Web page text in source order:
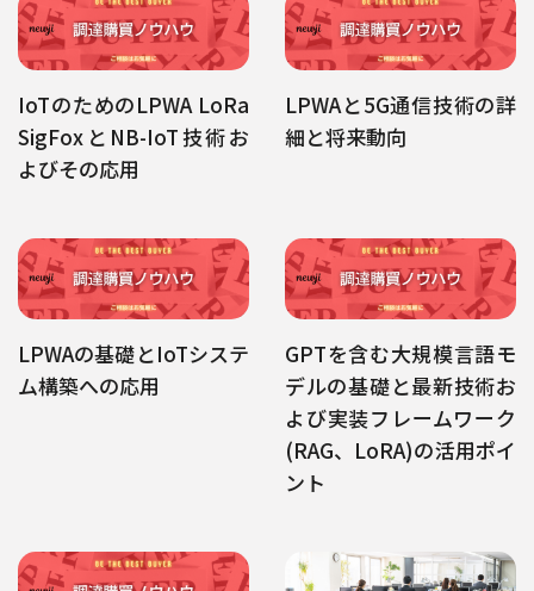
IoTのためのLPWA LoRa
SigFoxとNB-IoT技術お
よびその応用
LPWAと5G通信技術の詳
細と将来動向
LPWAの基礎とIoTシステ
ム構築への応用
GPTを含む大規模言語モ
デルの基礎と最新技術お
よび実装フレームワーク
(RAG、LoRA)の活用ポイ
ント